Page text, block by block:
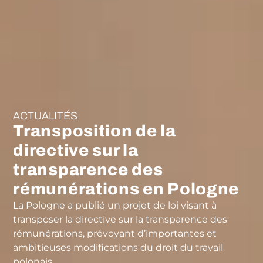
ACTUALITÉS
Transposition de la
directive sur la
transparence des
rémunérations en Pologne
La Pologne a publié un projet de loi visant à
transposer la directive sur la transparence des
rémunérations, prévoyant d’importantes et
ambitieuses modifications du droit du travail